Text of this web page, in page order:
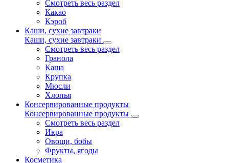
Смотреть весь раздел
Какао
Кэроб
Каши, сухие завтраки
Каши, сухие завтраки
Смотреть весь раздел
Гранола
Каша
Крупка
Мюсли
Хлопья
Консервированные продукты
Консервированные продукты
Смотреть весь раздел
Икра
Овощи, бобы
Фрукты, ягоды
Косметика